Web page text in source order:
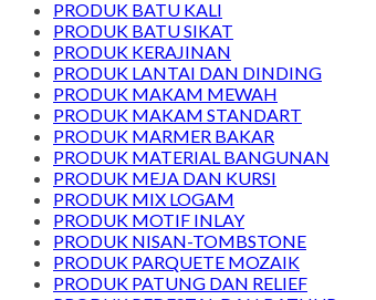
PRODUK BATU KALI
PRODUK BATU SIKAT
PRODUK KERAJINAN
PRODUK LANTAI DAN DINDING
PRODUK MAKAM MEWAH
PRODUK MAKAM STANDART
PRODUK MARMER BAKAR
PRODUK MATERIAL BANGUNAN
PRODUK MEJA DAN KURSI
PRODUK MIX LOGAM
PRODUK MOTIF INLAY
PRODUK NISAN-TOMBSTONE
PRODUK PARQUETE MOZAIK
PRODUK PATUNG DAN RELIEF